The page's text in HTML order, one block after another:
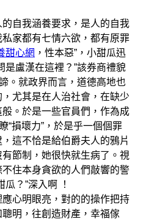
自我涵養要求，是人的自我
家都有七情六欲，都有原罪
甜心網 ，性本惡”，小甜瓜迅
是盧漢在這裡？”該券商禮貌
。就政界而言，道德高地也
尤其是在人治社會，在缺少
。於是一些官員們，作為成
“損壞力”，於是乎一個個罪
這不恰是給伯爵夫人的鴉片
節制，她很快就生病了。視
住本身貪欲的人們敲響的警
？”深入啊 ！
心明眼亮，對的的操作把持
明，往創造財產，幸福傢